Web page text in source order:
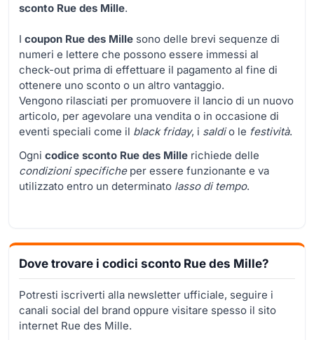
sconto Rue des Mille.
I coupon Rue des Mille sono delle brevi sequenze di
numeri e lettere che possono essere immessi al
check-out prima di effettuare il pagamento al fine di
ottenere uno sconto o un altro vantaggio.
Vengono rilasciati per promuovere il lancio di un nuovo
articolo, per agevolare una vendita o in occasione di
eventi speciali come il black friday, i saldio le festività.
Ogni codice sconto Rue des Mille richiede delle
condizioni specificheper essere funzionante e va
utilizzato entro un determinato lasso di tempo.
Dove trovare i codici sconto Rue des Mille?
Potresti iscriverti alla newsletter ufficiale, seguire i
canali social del brand oppure visitare spesso il sito
internet Rue des Mille.